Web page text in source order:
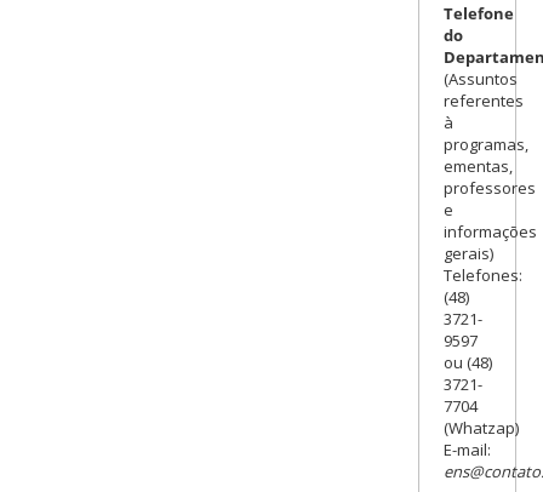
Telefone
do
(Assuntos
referentes
à
programas,
ementas,
professores
e
informações
gerais)
Telefones:
(48)
3721-
9597
ou (48)
3721-
7704
(Whatzap)
E-mail: